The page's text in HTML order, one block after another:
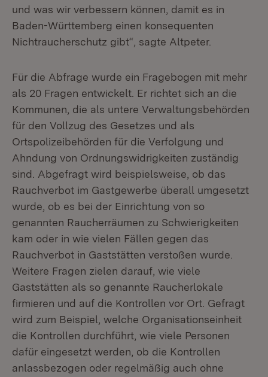
und was wir verbessern können, damit es in
Baden-Württemberg einen konsequenten
Nichtraucherschutz gibt“, sagte Altpeter.
Für die Abfrage wurde ein Fragebogen mit mehr
als 20 Fragen entwickelt. Er richtet sich an die
Kommunen, die als untere Verwaltungsbehörden
für den Vollzug des Gesetzes und als
Ortspolizeibehörden für die Verfolgung und
Ahndung von Ordnungswidrigkeiten zuständig
sind. Abgefragt wird beispielsweise, ob das
Rauchverbot im Gastgewerbe überall umgesetzt
wurde, ob es bei der Einrichtung von so
genannten Raucherräumen zu Schwierigkeiten
kam oder in wie vielen Fällen gegen das
Rauchverbot in Gaststätten verstoßen wurde.
Weitere Fragen zielen darauf, wie viele
Gaststätten als so genannte Raucherlokale
firmieren und auf die Kontrollen vor Ort. Gefragt
wird zum Beispiel, welche Organisationseinheit
die Kontrollen durchführt, wie viele Personen
dafür eingesetzt werden, ob die Kontrollen
anlassbezogen oder regelmäßig auch ohne